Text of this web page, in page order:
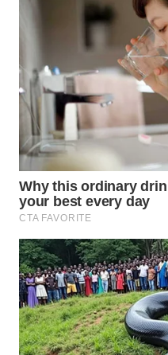
SIMALUNGUN
WN
LABUHANBATU
WN
TAPANULI
TENGAH
WN DELI
SERDANG
WN
TEBING
TINGGI